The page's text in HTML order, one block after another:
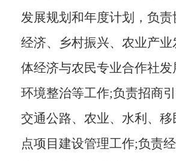
发展规划和年度计划，负
经济、乡村振兴、农业产
体经济与农民专业合作社
环境整治等工作;负责招商
交通公路、农业、水利、
点项目建设管理工作;负责